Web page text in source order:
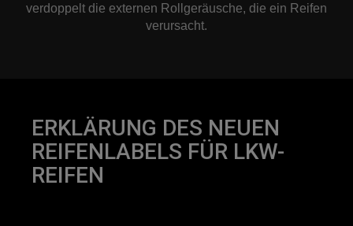
verdoppelt die externen Rollgeräusche, die ein Reifen
verursacht.
ERKLÄRUNG DES NEUEN
REIFENLABELS FÜR LKW-
REIFEN